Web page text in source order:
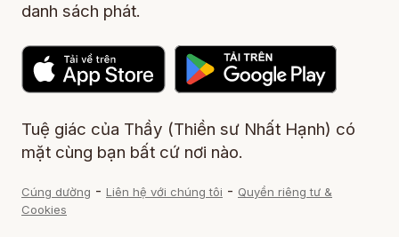
danh sách phát.
Tuệ giác của Thầy (Thiền sư Nhất Hạnh) có
mặt cùng bạn bất cứ nơi nào.
Cúng dường - Liên hệ với chúng tôi - Quyền riêng tư &
Cookies